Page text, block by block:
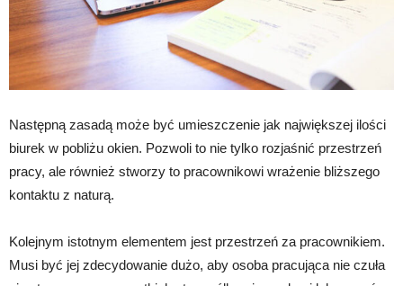
Następną zasadą może być umieszczenie jak największej ilości
biurek w pobliżu okien. Pozwoli to nie tylko rozjaśnić przestrzeń
pracy, ale również stworzy to pracownikowi wrażenie bliższego
kontaktu z naturą.
Kolejnym istotnym elementem jest przestrzeń za pracownikiem.
Musi być jej zdecydowanie dużo, aby osoba pracująca nie czuła